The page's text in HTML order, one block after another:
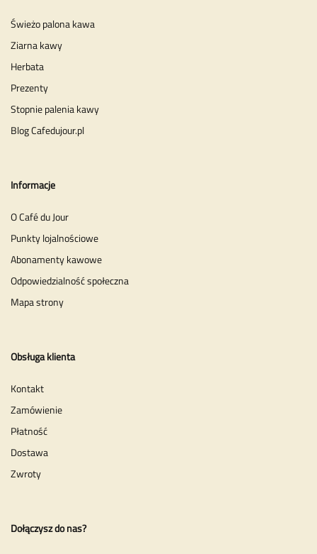
Świeżo palona kawa
Ziarna kawy
Herbata
Prezenty
Stopnie palenia kawy
Blog Cafedujour.pl
Informacje
O Café du Jour
Punkty lojalnościowe
Abonamenty kawowe
Odpowiedzialność społeczna
Mapa strony
Obsługa klienta
Kontakt
Zamówienie
Płatność
Dostawa
Zwroty
Dołączysz do nas?